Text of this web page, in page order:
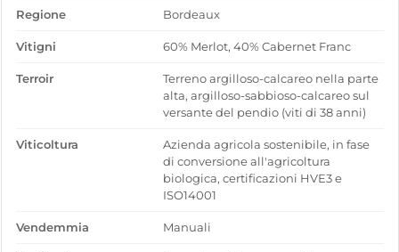
Regione Bordeaux
Vitigni 60% Merlot, 40% Cabernet Franc
Terroir
Terreno argilloso-calcareo nella parte
alta, argilloso-sabbioso-calcareo sul
versante del pendio (viti di 38 anni)
Viticoltura
Azienda agricola sostenibile, in fase
di conversione all'agricoltura
biologica, certificazioni HVE3 e
ISO14001
Vendemmia Manuali